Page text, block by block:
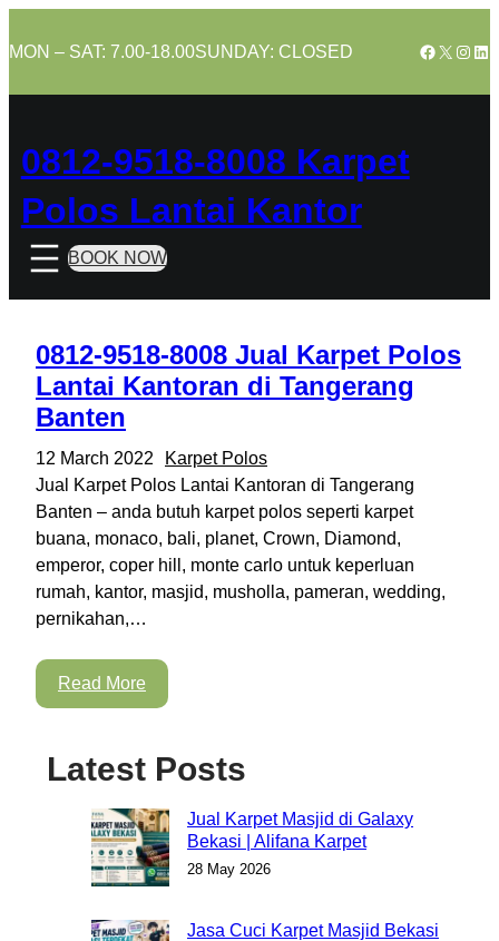
to
MON – SAT: 7.00-18.00SUNDAY: CLOSED Facebook
X
0812-9518-8008 Karpet
Polos Lantai Kantor
BOOK NOW
0812-9518-8008 Jual Karpet Polos
Lantai Kantoran di Tangerang
Banten
12 March 2022
Karpet Polos
Jual Karpet Polos Lantai Kantoran di Tangerang
Banten – anda butuh karpet polos seperti karpet
buana, monaco, bali, planet, Crown, Diamond,
emperor, coper hill, monte carlo untuk keperluan
rumah, kantor, masjid, musholla, pameran, wedding,
pernikahan,…
Read More
Latest Posts
Jual Karpet Masjid di Galaxy
Bekasi | Alifana Karpet
28 May 2026
Jasa Cuci Karpet Masjid Bekasi